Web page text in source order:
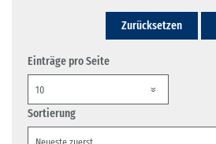
Zurücksetzen
Einträge pro Seite
Sortierung